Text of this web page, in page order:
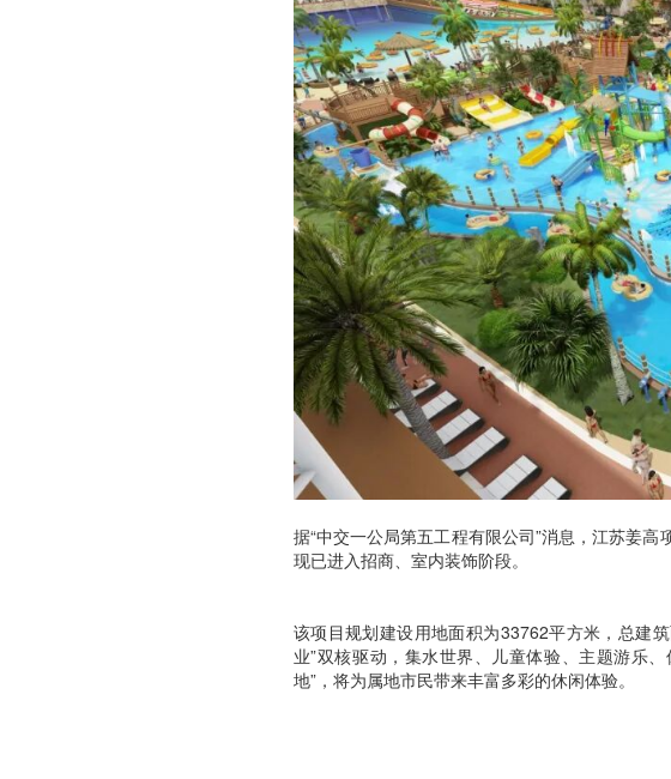
据“中交一公局第五工程有限公司”消息，江苏姜
现已进入招商、室内装饰阶段。
该项目规划建设用地面积为33762平方米，总建
业”双核驱动，集水世界、儿童体验、主题游乐
地”，将为属地市民带来丰富多彩的休闲体验。